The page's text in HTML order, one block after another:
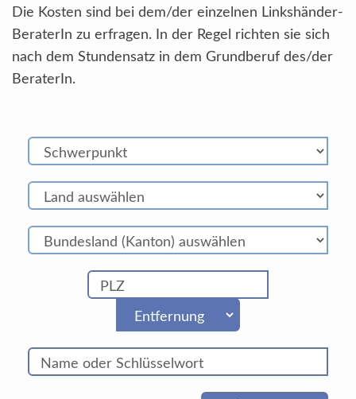
Die Kosten sind bei dem/der einzelnen Linkshänder-
BeraterIn zu erfragen. In der Regel richten sie sich
nach dem Stundensatz in dem Grundberuf des/der
BeraterIn.